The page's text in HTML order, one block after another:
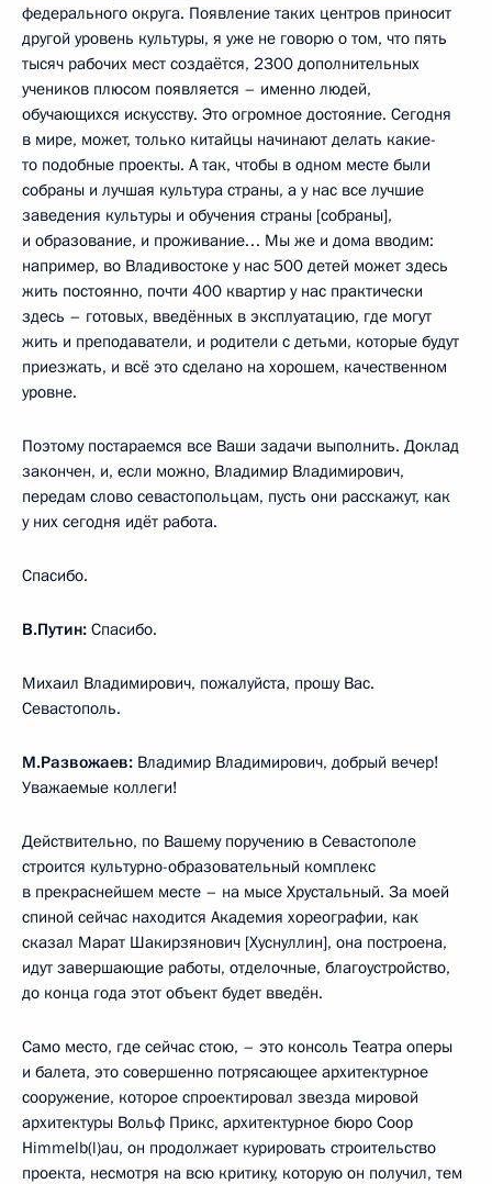
федерального округа. Появление таких центров приносит
другой уровень культуры, я уже не говорю о том, что пять
тысяч рабочих мест создаётся, 2300 дополнительных
учеников плюсом появляется – именно людей,
обучающихся искусству. Это огромное достояние. Сегодня
в мире, может, только китайцы начинают делать какие-
то подобные проекты. А так, чтобы в одном месте были
собраны и лучшая культура страны, а у нас все лучшие
заведения культуры и обучения страны [собраны],
и образование, и проживание… Мы же и дома вводим:
например, во Владивостоке у нас 500 детей может здесь
жить постоянно, почти 400 квартир у нас практически
здесь – готовых, введённых в эксплуатацию, где могут
жить и преподаватели, и родители с детьми, которые будут
приезжать, и всё это сделано на хорошем, качественном
уровне.
Поэтому постараемся все Ваши задачи выполнить. Доклад
закончен, и, если можно, Владимир Владимирович,
передам слово севастопольцам, пусть они расскажут, как
у них сегодня идёт работа.
Спасибо.
В.Путин: Спасибо.
Михаил Владимирович, пожалуйста, прошу Вас.
Севастополь.
М.Развожаев: Владимир Владимирович, добрый вечер!
Уважаемые коллеги!
Действительно, по Вашему поручению в Севастополе
строится культурно-образовательный комплекс
в прекраснейшем месте – на мысе Хрустальный. За моей
спиной сейчас находится Академия хореографии, как
сказал Марат Шакирзянович [Хуснуллин], она построена,
идут завершающие работы, отделочные, благоустройство,
до конца года этот объект будет введён.
Само место, где сейчас стою, – это консоль Театра оперы
и балета, это совершенно потрясающее архитектурное
сооружение, которое спроектировал звезда мировой
архитектуры Вольф Прикс, архитектурное бюро Coop
Himmelb(l)au, он продолжает курировать строительство
проекта, несмотря на всю критику, которую он получил, тем